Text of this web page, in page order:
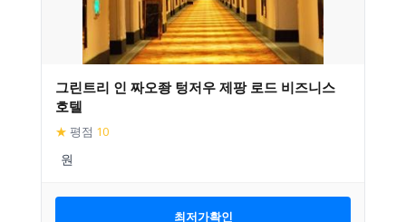
그린트리 인 짜오좡 텅저우 제팡 로드 비즈니스
호텔
★ 평점 10
최저가확인